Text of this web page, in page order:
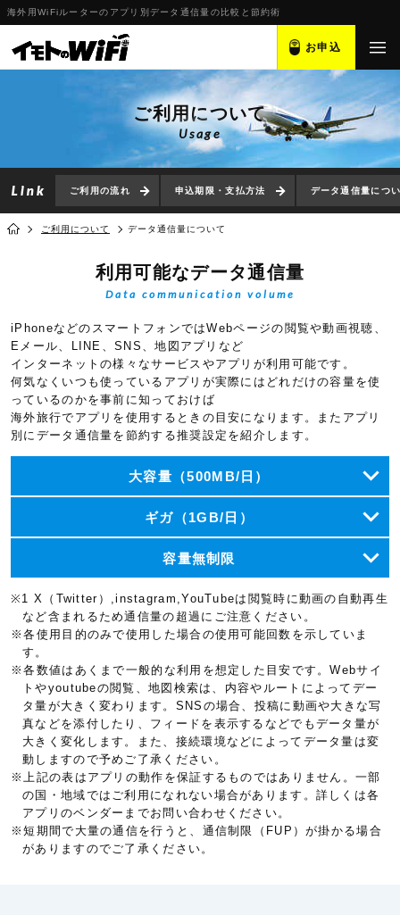
海外用WiFiルーターのアプリ別データ通信量の比較と節約術
お申込
ご利用について
Usage
ご利用の流れ 申込期限・支払方法 データ通信量につ
ご利用について データ通信量について
利用可能なデータ通信量
Data communication volume
iPhoneなどのスマートフォンではWebページの閲覧や動画視聴、
Eメール、LINE、SNS、地図アプリなど
インターネットの様々なサービスやアプリが利用可能です。
何気なくいつも使っているアプリが実際にはどれだけの容量を使
っているのかを事前に知っておけば
海外旅行でアプリを使用するときの目安になります。またアプリ
別にデータ通信量を節約する推奨設定を紹介します。
大容量（500MB/日）
ギガ（1GB/日）
容量無制限
※1 X（Twitter）,instagram,YouTubeは閲覧時に動画の自動再生
など含まれるため通信量の超過にご注意ください。
※各使用目的のみで使用した場合の使用可能回数を示していま
す。
※各数値はあくまで一般的な利用を想定した目安です。Webサイ
トやyoutubeの閲覧、地図検索は、内容やルートによってデー
タ量が大きく変わります。SNSの場合、投稿に動画や大きな写
真などを添付したり、フィードを表示するなどでもデータ量が
大きく変化します。また、接続環境などによってデータ量は変
動しますので予めご了承ください。
※上記の表はアプリの動作を保証するものではありません。一部
の国・地域ではご利用になれない場合があります。詳しくは各
アプリのベンダーまでお問い合わせください。
※短期間で大量の通信を行うと、通信制限（FUP）が掛かる場合
がありますのでご了承ください。